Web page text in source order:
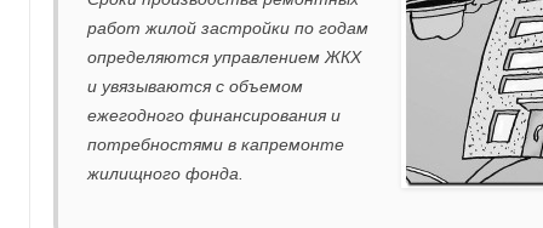
работ жилой застройки по годам
определяются управлением ЖКХ
и увязываются с объемом
ежегодного финансирования и
потребностями в капремонте
жилищного фонда.